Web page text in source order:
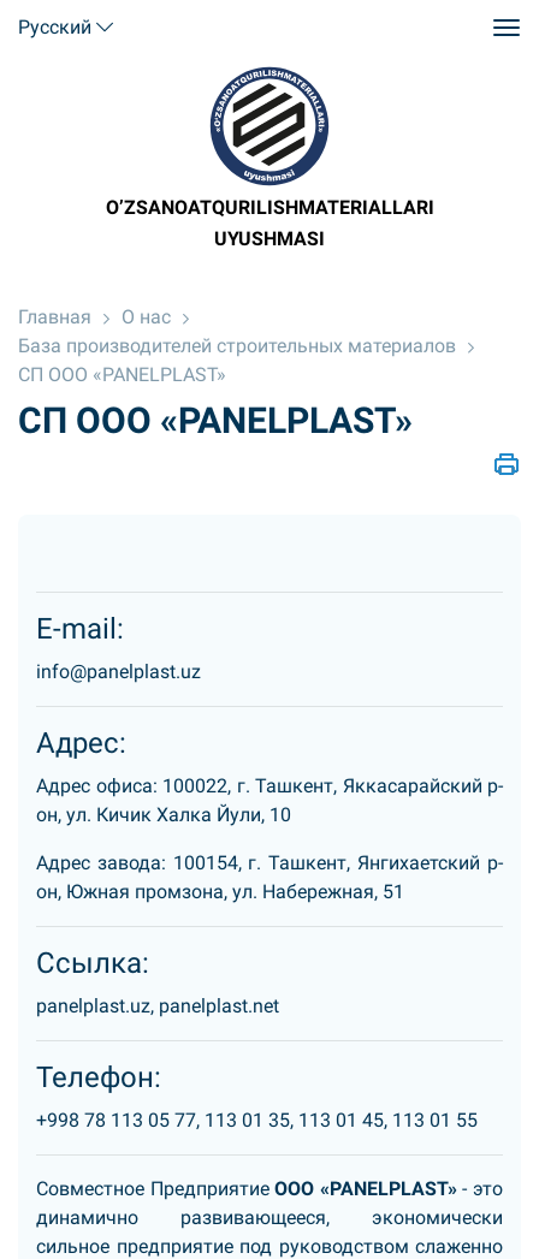
Русский
O’ZSANOATQURILISHMATERIALLARI
UYUSHMASI
Главная
О нас
База производителей строительных материалов
СП ООО «PANELPLAST»
СП ООО «PANELPLAST»
E-mail:
info@panelplast.uz
Адрес:
Адрес офиса: 100022, г. Ташкент, Яккасарайский р-
он, ул. Кичик Халка Йули, 10
Адрес завода: 100154, г. Ташкент, Янгихаетский р-
он, Южная промзона, ул. Набережная, 51
Ссылка:
panelplast.uz, panelplast.net
Телефон:
+998 78 113 05 77, 113 01 35, 113 01 45, 113 01 55
Совместное ПредприятиеООО «PANELPLAST»- это
динамично развивающееся, экономически
сильное предприятие под руководством слаженно